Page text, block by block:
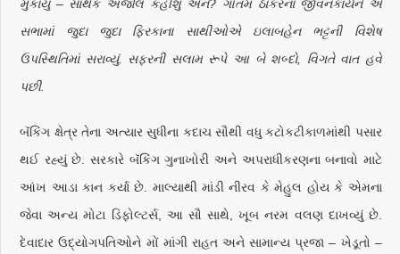
મુકાયું – સાર્થક અંજલિ કહીશું એને? ગૌતમ ઠાકરના જીવનકાર્યને એ
સભામાં જુદા જુદા ફિરકાના સાથીઓએ ઇલાબહેન ભટ્ટની વિશેષ
ઉપસ્થિતિમાં સરાવ્યું. સફરની સલામ રૂપે આ બે શબ્દો, વિગતે વાત હવે
પછી.
બૅંકિંગ ક્ષેત્ર તેના અત્યાર સુધીના કદાચ સૌથી વધુ કટોકટીકાળમાંથી પસાર
થઈ રહ્યું છે. સરકારે બૅંકિંગ ગુનાખોરી અને અપરાધીકરણના બનાવો માટે
આંખ આડા કાન કર્યા છે. માલ્યાથી માંડી નીરવ કે મેહુલ હોય કે એમના
જેવા અન્ય મોટા ડિફોલ્ટર્સ, આ સૌ સાથે, ખૂબ નરમ વલણ દાખવ્યું છે.
દેવાદાર ઉદ્યોગપતિઓને મોં માંગી રાહત અને સામાન્ય પ્રજા – ખેડૂતો –